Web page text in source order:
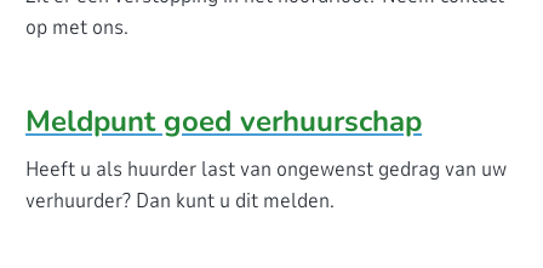
op met ons.
Meldpunt goed verhuurschap
Heeft u als huurder last van ongewenst gedrag van uw
verhuurder? Dan kunt u dit melden.